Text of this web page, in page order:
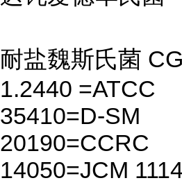
耐盐魏斯氏菌
1.2440 =ATCC
35410=D-SM
20190=CCRC
14050=JCM 1114